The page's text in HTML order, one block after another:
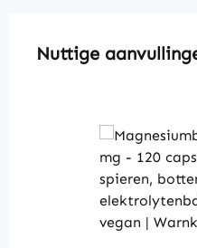
Skip product gallery
Nuttige